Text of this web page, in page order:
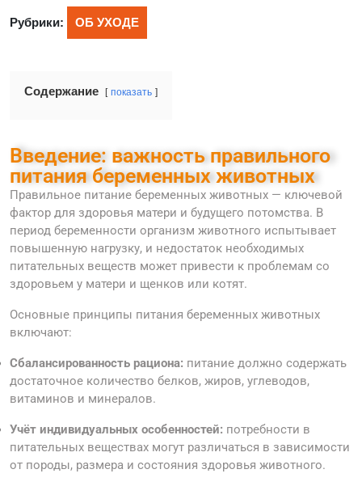
Рубрики: ОБ УХОДЕ
Содержание показать
Введение: важность правильного
питания беременных животных
Правильное питание беременных животных — ключевой
фактор для здоровья матери и будущего потомства. В
период беременности организм животного испытывает
повышенную нагрузку, и недостаток необходимых
питательных веществ может привести к проблемам со
здоровьем у матери и щенков или котят.
Основные принципы питания беременных животных
включают:
Сбалансированность рациона: питание должно содержать
достаточное количество белков, жиров, углеводов,
витаминов и минералов.
Учёт индивидуальных особенностей: потребности в
питательных веществах могут различаться в зависимости
от породы, размера и состояния здоровья животного.